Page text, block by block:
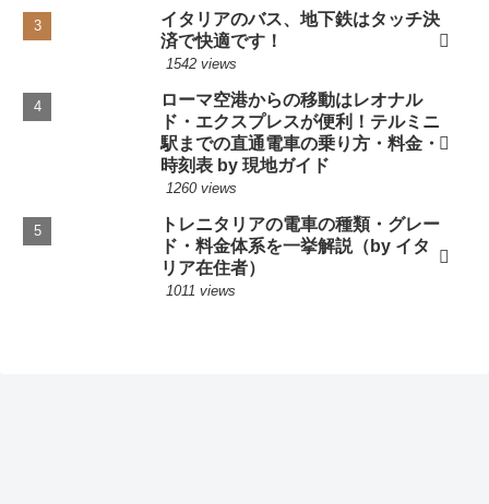
イタリアのバス、地下鉄はタッチ決
済で快適です！
1542 views
ローマ空港からの移動はレオナル
ド・エクスプレスが便利！テルミニ
駅までの直通電車の乗り方・料金・
時刻表 by 現地ガイド
1260 views
トレニタリアの電車の種類・グレー
ド・料金体系を一挙解説（by イタ
リア在住者）
1011 views